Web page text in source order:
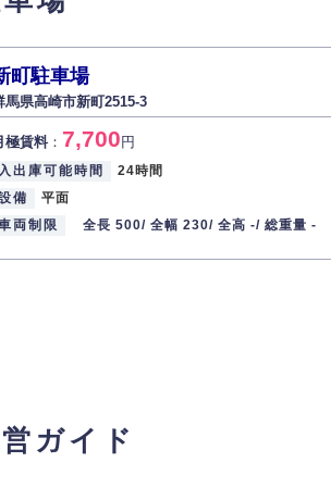
町駐車場
馬県高崎市新町2515-3
極賃料： 7,700円
入出庫可能時間
24時間
備
平面
両制限
全長 500/ 全幅 230/ 全高 -/ 総重量 -
ガイド